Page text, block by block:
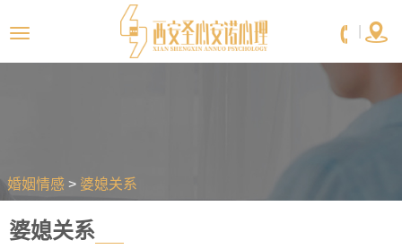
 
婚姻情感 > 婆媳关系
婆媳关系